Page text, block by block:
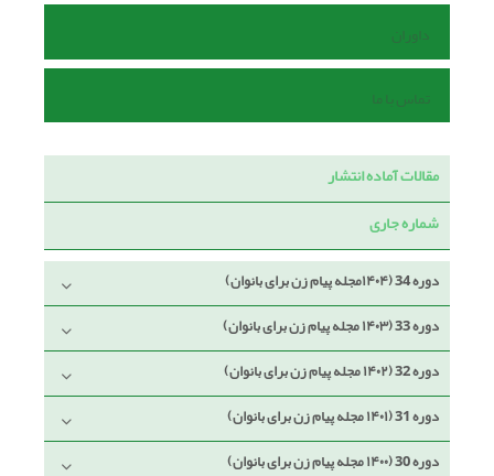
داوران
تماس با ما
مقالات آماده انتشار
شماره جاری
دوره 34 (۱۴۰۴مجله پیام زن برای بانوان)
دوره 33 (۱۴۰۳ مجله پیام زن برای بانوان)
دوره 32 (۱۴۰۲ مجله پیام زن برای بانوان)
دوره 31 (۱۴۰۱ مجله پیام زن برای بانوان)
دوره 30 (۱۴۰۰ مجله پیام زن برای بانوان)